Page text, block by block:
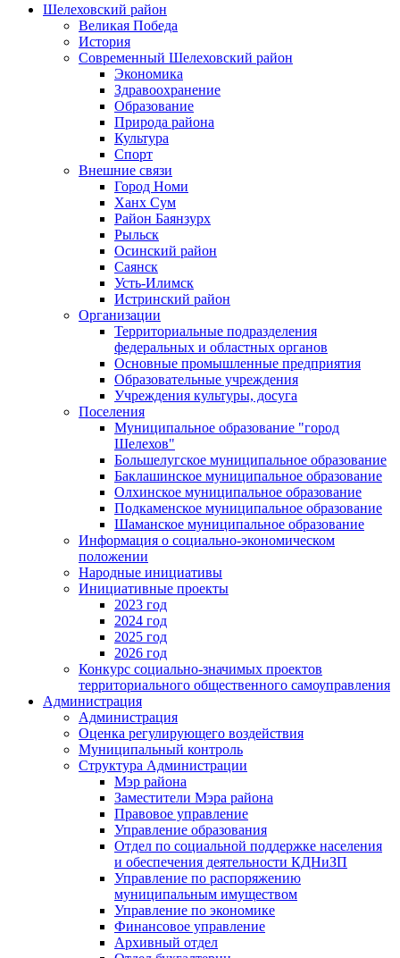
Шелеховский район
Великая Победа
История
Современный Шелеховский район
Экономика
Здравоохранение
Образование
Природа района
Культура
Спорт
Внешние связи
Город Номи
Ханх Сум
Район Баянзурх
Рыльск
Осинский район
Саянск
Усть-Илимск
Истринский район
Организации
Территориальные подразделения
федеральных и областных органов
Основные промышленные предприятия
Образовательные учреждения
Учреждения культуры, досуга
Поселения
Муниципальное образование "город
Шелехов"
Большелугское муниципальное образование
Баклашинское муниципальное образование
Олхинское муниципальное образование
Подкаменское муниципальное образование
Шаманское муниципальное образование
Информация о социально-экономическом
положении
Народные инициативы
Инициативные проекты
2023 год
2024 год
2025 год
2026 год
Конкурс социально-значимых проектов
территориального общественного самоуправления
Администрация
Администрация
Оценка регулирующего воздействия
Муниципальный контроль
Структура Администрации
Мэр района
Заместители Мэра района
Правовое управление
Управление образования
Отдел по социальной поддержке населения
и обеспечения деятельности КДНиЗП
Управление по распоряжению
муниципальным имуществом
Управление по экономике
Финансовое управление
Архивный отдел